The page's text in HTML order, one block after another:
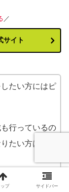
／
サイト
たい方にはピ
行っているの
たい方は必見
ップ サイドバー